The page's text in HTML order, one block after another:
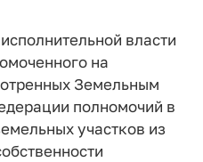
власти
на
Земельным
полномочий в
участков из